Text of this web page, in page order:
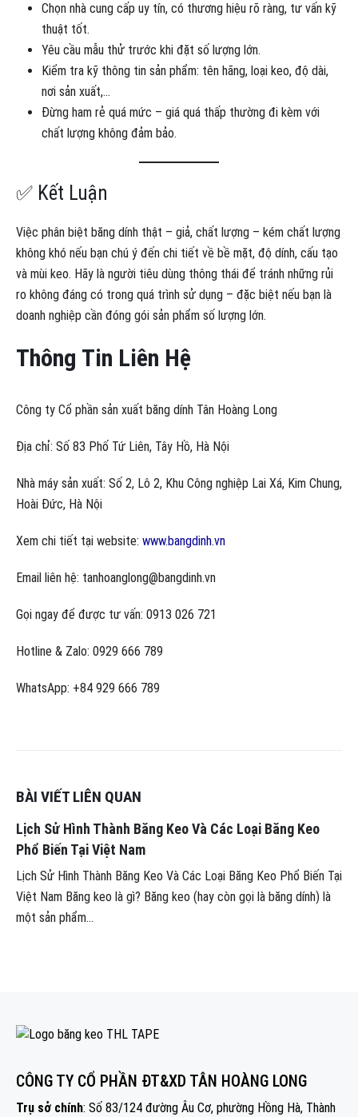
Chọn nhà cung cấp uy tín, có thương hiệu rõ ràng, tư vấn kỹ
thuật tốt.
Yêu cầu mẫu thử trước khi đặt số lượng lớn.
Kiểm tra kỹ thông tin sản phẩm: tên hãng, loại keo, độ dài,
nơi sản xuất,…
Đừng ham rẻ quá mức – giá quá thấp thường đi kèm với
chất lượng không đảm bảo.
✅ Kết Luận
Việc phân biệt băng dính thật – giả, chất lượng – kém chất lượng
không khó nếu bạn chú ý đến chi tiết về bề mặt, độ dính, cấu tạo
và mùi keo. Hãy là người tiêu dùng thông thái để tránh những rủi
ro không đáng có trong quá trình sử dụng – đặc biệt nếu bạn là
doanh nghiệp cần đóng gói sản phẩm số lượng lớn.
Thông Tin Liên Hệ
Công ty Cổ phần sản xuất băng dính Tân Hoàng Long
Địa chỉ: Số 83 Phố Tứ Liên, Tây Hồ, Hà Nội
Nhà máy sản xuất: Số 2, Lô 2, Khu Công nghiệp Lai Xá, Kim Chung,
Hoài Đức, Hà Nội
Xem chi tiết tại website: www.bangdinh.vn
Email liên hệ: tanhoanglong@bangdinh.vn
Gọi ngay để được tư vấn: 0913 026 721
Hotline & Zalo: 0929 666 789
WhatsApp: +84 929 666 789
BÀI VIẾT LIÊN QUAN
Lịch Sử Hình Thành Băng Keo Và Các Loại Băng Keo
Phổ Biến Tại Việt Nam
Lịch Sử Hình Thành Băng Keo Và Các Loại Băng Keo Phổ Biến Tại
Việt Nam Băng keo là gì? Băng keo (hay còn gọi là băng dính) là
một sản phẩm...
CÔNG TY CỔ PHẦN ĐT&XD TÂN HOÀNG LONG
Trụ sở chính: Số 83/124 đường Âu Cơ, phường Hồng Hà, Thành